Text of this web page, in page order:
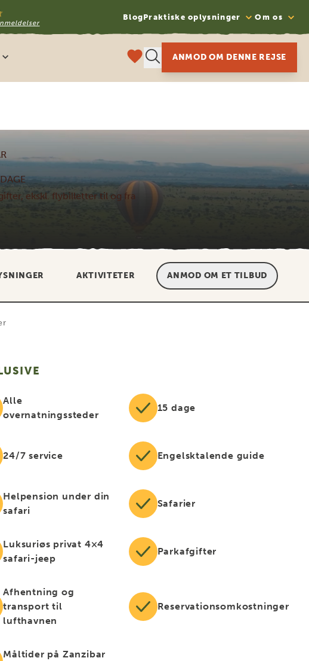
BlogPraktiske oplysninger Om os
ANMOD OM DENNE REJSE
ekskl. flybilletter til og fra
AKTIVITETER ANMOD OM ET TILBUD
Alle
overnatningssteder
15 dage
24/7 service Engelsktalende guide
Helpension under din
safari
Safarier
Luksuriøs privat 4×4
safari-jeep
Parkafgifter
Afhentning og
transport til
lufthavnen
Reservationsomkostninger
Måltider på Zanzibar